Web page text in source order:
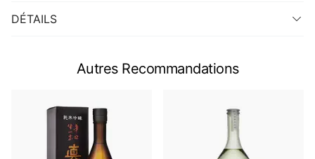
DÉTAILS
Autres Recommandations